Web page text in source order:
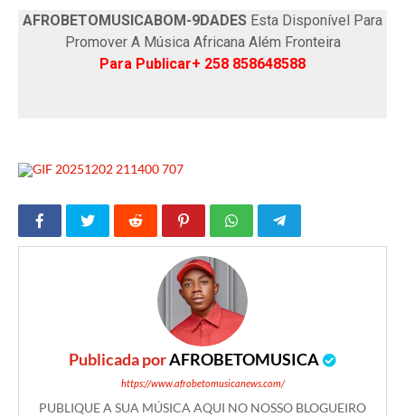
AFROBETOMUSICABOM-9DADES Esta Disponível Para
Promover A Música Africana Além Fronteira
Para Publicar+ 258 858648588
Publicada porAFROBETOMUSICA
https://www.afrobetomusicanews.com/
PUBLIQUE A SUA MÚSICA AQUI NO NOSSO BLOGUEIRO